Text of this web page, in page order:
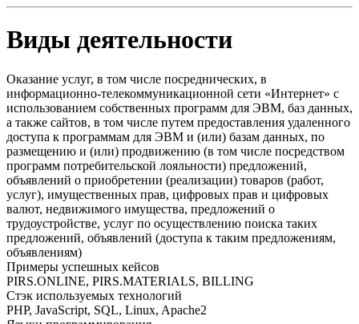
Виды деятельности
Оказание услуг, в том числе посреднических, в
информационно-телекоммуникационной сети «Интернет» с
использованием собственных программ для ЭВМ, баз данных,
а также сайтов, в том числе путем предоставления удаленного
доступа к программам для ЭВМ и (или) базам данных, по
размещению и (или) продвижению (в том числе посредством
программ потребительской лояльности) предложений,
объявлений о приобретении (реализации) товаров (работ,
услуг), имущественных прав, цифровых прав и цифровых
валют, недвижимого имущества, предложений о
трудоустройстве, услуг по осуществлению поиска таких
предложений, объявлений (доступа к таким предложениям,
объявлениям)
Примеры успешных кейсов
PIRS.ONLINE, PIRS.MATERIALS, BILLING
Стэк используемых технологий
PHP, JavaScript, SQL, Linux, Apache2